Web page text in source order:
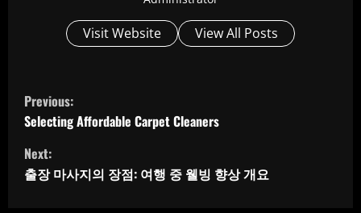
Visit Website View All Posts
C
o
n
Previous:
Selecting Affordable Carpet Cleaners
Next:
출장 마사지의 장점: 여행 중 웰빙 향상 개요